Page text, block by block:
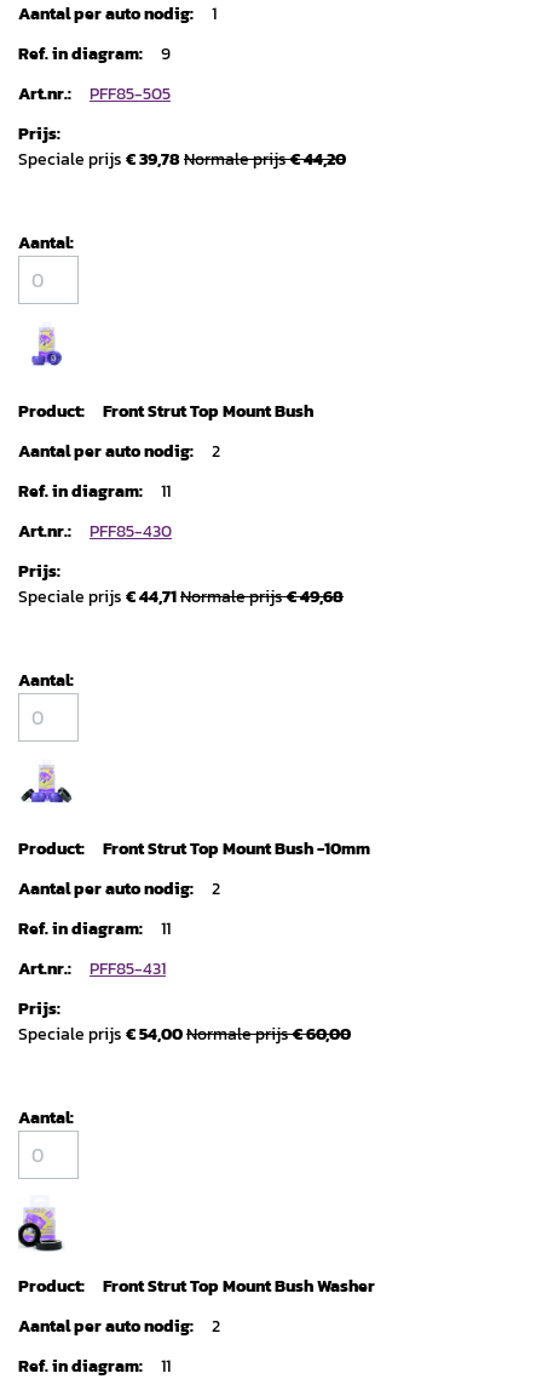
1
9
PFF85-505
Speciale prijs€ 39,78Normale prijs€ 44,20
Front Strut Top Mount Bush
2
11
PFF85-430
Speciale prijs€ 44,71Normale prijs€ 49,68
Front Strut Top Mount Bush -10mm
2
11
PFF85-431
Speciale prijs€ 54,00Normale prijs€ 60,00
Front Strut Top Mount Bush Washer
2
11